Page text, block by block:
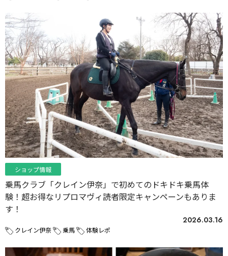
ショップ情報
乗馬クラブ「クレイン伊奈」で初めてのドキドキ乗馬体
験！超お得なリプロマヴィ読者限定キャンペーンもありま
す！
2026.03.16
クレイン伊奈 乗馬 体験レポ